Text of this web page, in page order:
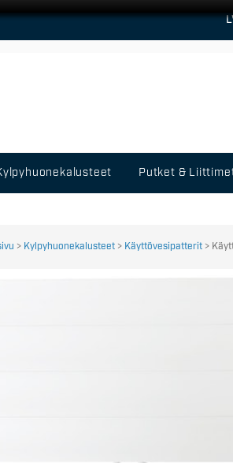
Putket &
> Kylpyhuonekalusteet> Käyttövesipatterit>